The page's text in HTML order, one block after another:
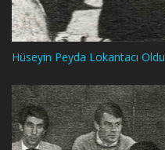
Hüseyin Peyda Lokantacı Oldu